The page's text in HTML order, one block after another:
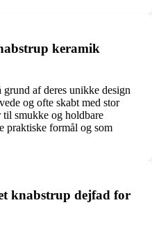
keramik
af deres unikke design
og ofte skabt med stor
smukke og holdbare
praktiske formål og som
knabstrup dejfad for